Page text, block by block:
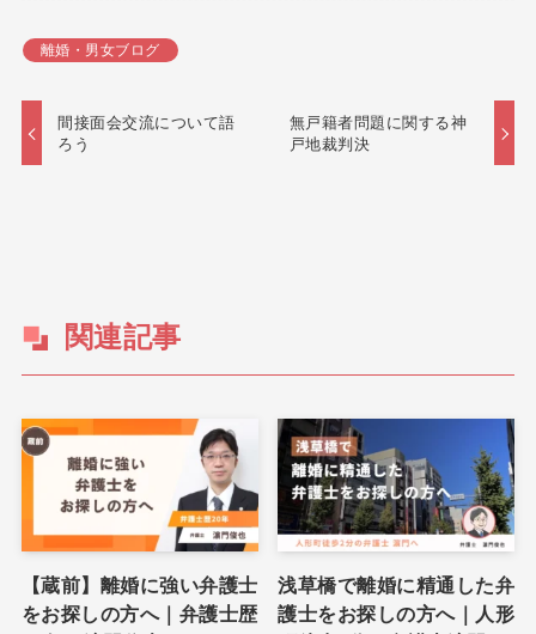
離婚・男女ブログ
間接面会交流について語
ろう
無戸籍者問題に関する神
戸地裁判決
関連記事
【蔵前】離婚に強い弁護士
をお探しの方へ｜弁護士歴
浅草橋で離婚に精通した弁
護士をお探しの方へ｜人形